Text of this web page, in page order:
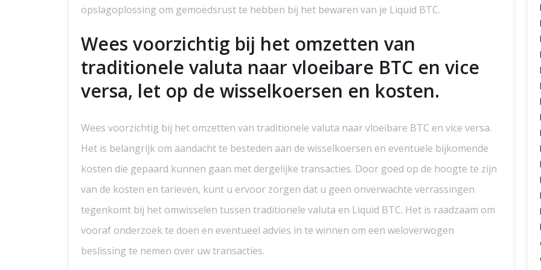
opslagoplossing om gemoedsrust te hebben bij het bewaren van je Liquid BTC.
Wees voorzichtig bij het omzetten van
traditionele valuta naar vloeibare BTC en vice
versa, let op de wisselkoersen en kosten.
Wees voorzichtig bij het omzetten van traditionele valuta naar vloeibare BTC en vice versa.
Het is belangrijk om aandacht te besteden aan de wisselkoersen en eventuele bijkomende
kosten die gepaard kunnen gaan met dergelijke transacties. Door goed op de hoogte te zijn
van de kosten en tarieven, kunt u ervoor zorgen dat u geen onverwachte verrassingen
tegenkomt bij het omwisselen tussen traditionele valuta en Liquid BTC. Het is raadzaam om
vooraf onderzoek te doen en eventueel advies in te winnen om een weloverwogen
beslissing te nemen over uw transacties.